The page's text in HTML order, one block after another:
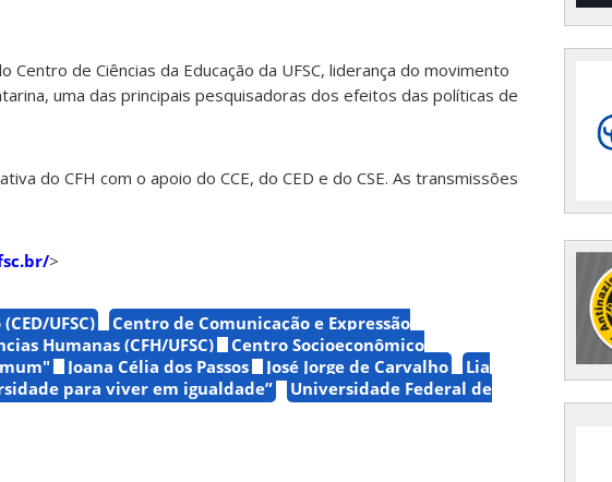
Centro de Ciências da Educação da UFSC, liderança do movimento
uma das principais pesquisadoras dos efeitos das políticas de
do CFH com o apoio do CCE, do CED e do CSE. As transmissões
>
UFSC)
Centro de Comunicação e Expressão
Humanas (CFH/UFSC)
Centro Socioeconômico
Joana Célia dos Passos José Jorge de Carvalho
Lia
para viver em igualdade”
Universidade Federal de